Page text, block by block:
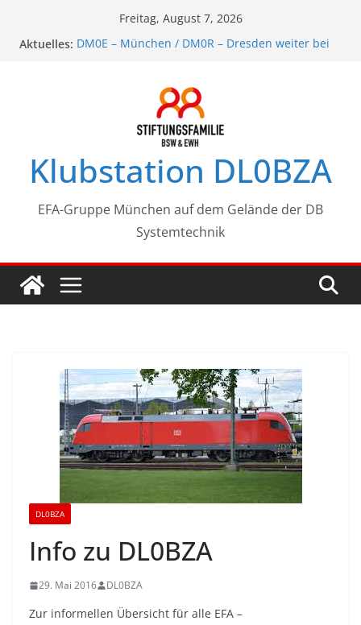
Freitag, August 7, 2026
Aktuelles: DM0E – München / DM0R – Dresden weiter bei
München mit SVXLink
Sommertreffen 18.07.2021
Jahresbericht 2020
SK DL5MHQ
Klubstation DL0BZA
EFA-Gruppe München auf dem Gelände der DB
Systemtechnik
DL0BZA
Info zu DL0BZA
29. Mai 2016 DL0BZA
Zur informellen Übersicht für alle EFA –